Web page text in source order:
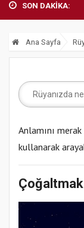
SON DAKİKA:
Ana Sayfa
Anlamını
kullanarak
Çoğaltmak